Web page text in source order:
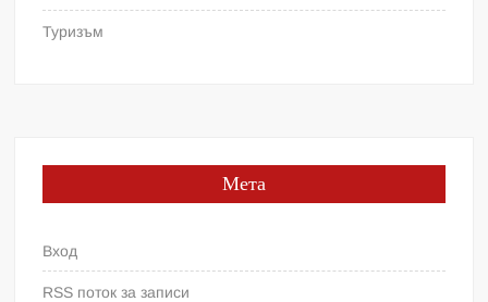
Туризъм
Мета
Вход
RSS поток за записи